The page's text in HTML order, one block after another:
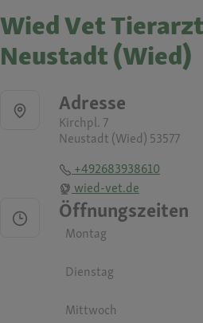
Wied Vet
Neustadt (Wied)
Adresse
Kirchpl. 7
Neustadt (Wied) 53577
+492683938610
wied-vet.de
Öffnungszeiten
Montag
Dienstag
Mittwoch